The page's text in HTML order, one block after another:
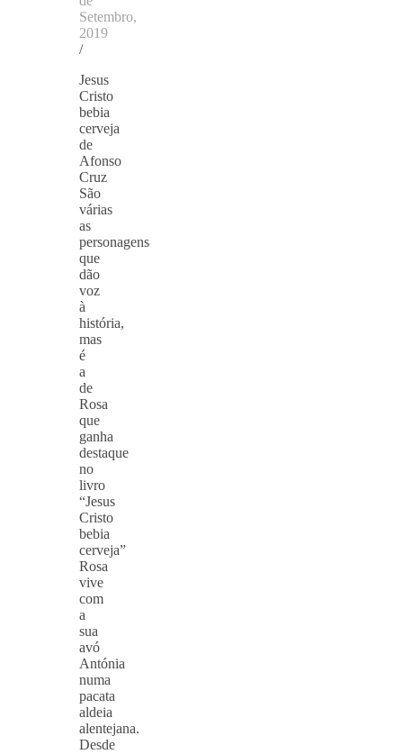
Setembro,
2019
/
Jesus
Cristo
bebia
cerveja
de
Afonso
Cruz
São
várias
as
personagens
que
dão
voz
à
história,
mas
é
a
de
Rosa
que
ganha
destaque
no
livro
“Jesus
Cristo
bebia
cerveja”
Rosa
vive
com
a
sua
avó
Antónia
numa
pacata
aldeia
alentejana.
Desde